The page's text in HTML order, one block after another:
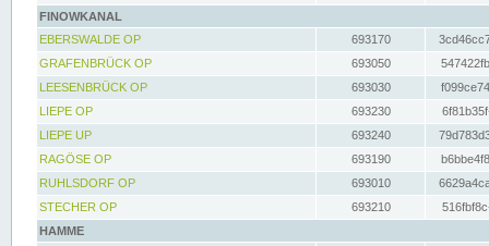
FINOWKANAL
EBERSWALDE OP
693170
GRAFENBRÜCK OP
693050
LEESENBRÜCK OP
693030
LIEPE OP
693230
LIEPE UP
693240
RAGÖSE OP
693190
RUHLSDORF OP
693010
STECHER OP
693210
HAMME